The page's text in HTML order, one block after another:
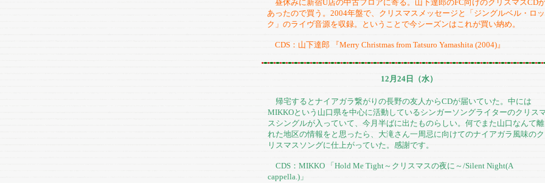
昼休みに新宿U店の中古フロアに寄る。山下達郎のFC向けのクリスマスCD
あったので買う。2004年盤で、クリスマスメッセージと「ジングルベル・ロッ
ク」のライヴ音源を収録。ということで今シーズンはこれが買い納め。
CDS：山下達郎 『Merry Christmas from Tatsuro Yamashita (2004)』
12月24日（水）
帰宅するとナイアガラ繋がりの長野の友人からCDが届いていた。中には
MIKKOという山口県を中心に活動しているシンガーソングライターのクリス
スシングルが入っていて、今月半ばに出たものらしい。何でまた山口なんて離
れた地区の情報をと思ったら、大滝さん一周忌に向けてのナイアガラ風味のク
リスマスソングに仕上がっていた。感謝です。
CDS：MIKKO 「Hold Me Tight～クリスマスの夜に～/Silent Night(A
cappella.)」